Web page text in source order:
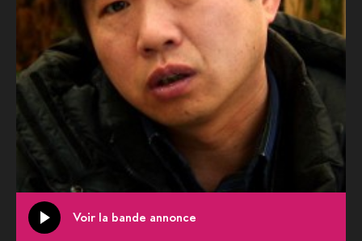
Voir la bande annonce